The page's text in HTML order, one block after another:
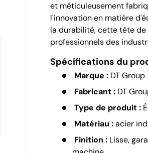
et méticuleusement
l'innovation en matière
la durabilité, cette tête
professionnels des
Spécifications du
Marque : DT Group
Fabricant : DT
Type de produit :
Matériau :acier
Finition : Lisse,